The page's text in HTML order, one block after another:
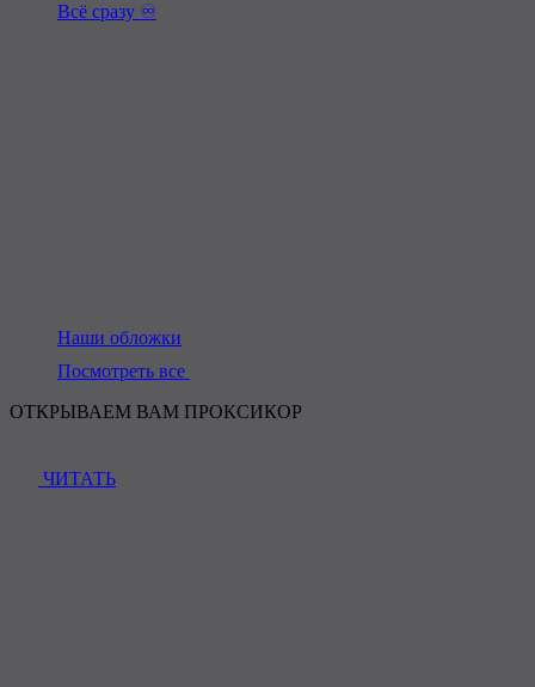
Всё сразу ♾️
Наши обложки
Посмотреть все
ОТКРЫВАЕМ ВАМ ПРОКСИКОР
ЧИТАТЬ